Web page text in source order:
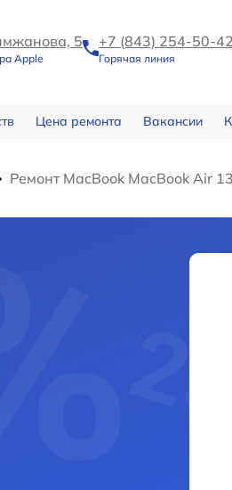
5
Apple
+7 (843) 254-50-42
Горячая линия
Цена ремонта Вакансии
Ремонт MacBook MacBook Air